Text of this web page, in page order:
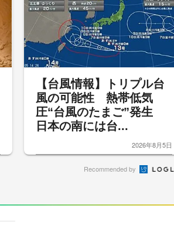
【台風情報】トリプル台
風の可能性 熱帯低気
圧“台風のたまご”発生
日本の南には台...
2026年8月5日
Recommended by